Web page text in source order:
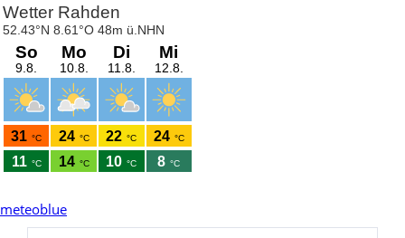
meteoblue